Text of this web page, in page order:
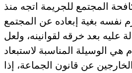
المجتمع للجريمة اتجه منذ
نفسه بغية إبعاده عن المجتمع
عليه بعد خرقه لقوانينه، ولعل
هي الوسيلة المناسبة لاستبعاد
عن قانون الجماعة، إذا